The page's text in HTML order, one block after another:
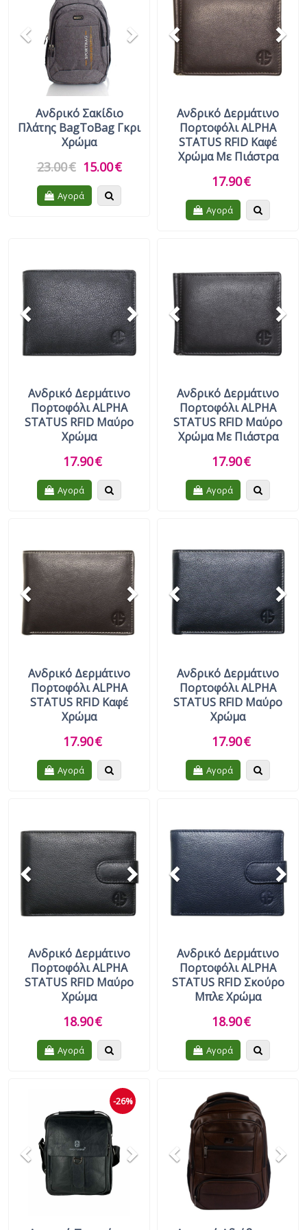
Γυναικεία Περιποίηση
Αντηλιακά
Ανδρικό Σακίδιο
Πλάτης BagToBag Γκρι
Χρώμα
23.00€ 15.00€
Αγορά
Ανδρικό Δερμάτινο
Πορτοφόλι ALPHA
STATUS RFID Καφέ
Χρώμα Με Πιάστρα
17.90€
Αγορά
Ανδρικό Δερμάτινο
Πορτοφόλι ALPHA
STATUS RFID Μαύρο
Χρώμα
17.90€
Αγορά
Ανδρικό Δερμάτινο
Πορτοφόλι ALPHA
STATUS RFID Μαύρο
Χρώμα Με Πιάστρα
17.90€
Αγορά
Ανδρικό Δερμάτινο
Πορτοφόλι ALPHA
STATUS RFID Καφέ
Χρώμα
17.90€
Αγορά
Ανδρικό Δερμάτινο
Πορτοφόλι ALPHA
STATUS RFID Μαύρο
Χρώμα
17.90€
Αγορά
Ανδρικό Δερμάτινο
Πορτοφόλι ALPHA
STATUS RFID Μαύρο
Χρώμα
18.90€
Αγορά
Ανδρικό Δερμάτινο
Πορτοφόλι ALPHA
STATUS RFID Σκούρο
Μπλε Χρώμα
18.90€
Αγορά
Next
-26% Previous